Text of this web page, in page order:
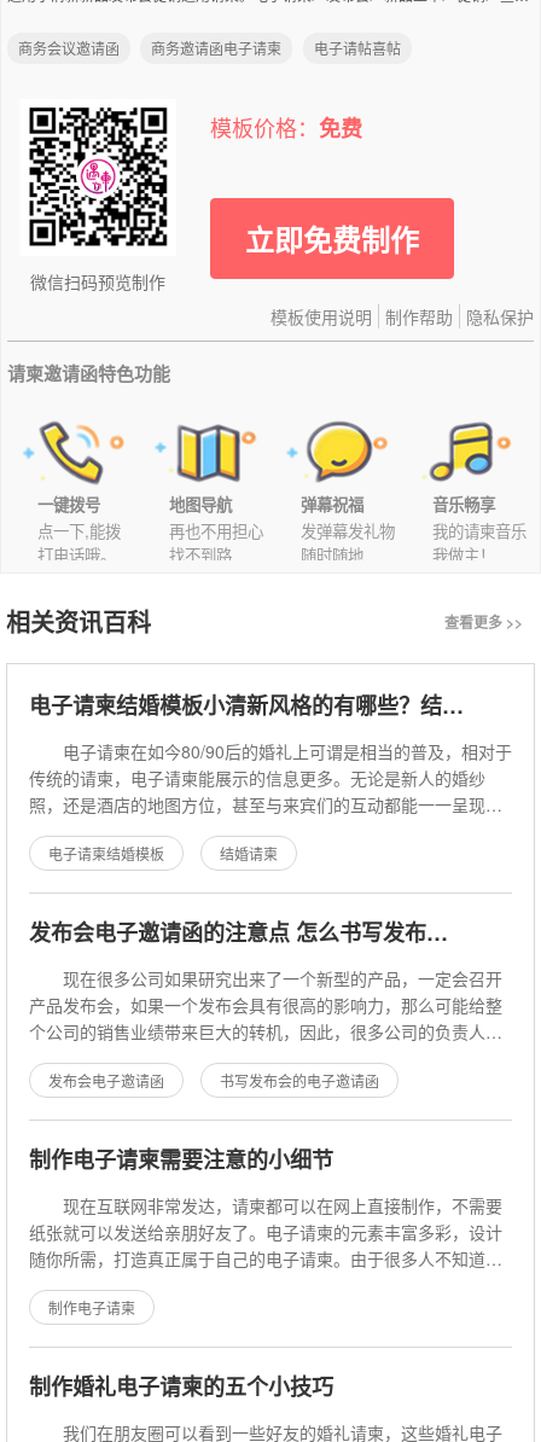
商务会议邀请函 商务邀请函电子请柬 电子请帖喜帖
微信扫码预览制作
模板价格： 免费
立即免费制作
隐私保护
制作帮助
模板使用说明
请柬邀请函特色功能
一键拨号
点一下,能拨
打电话哦。
地图导航
再也不用担心
找不到路
弹幕祝福
发弹幕发礼物
随时随地
音乐畅享
我的请柬音乐
我做主！
相关资讯百科 查看更多 >>
电子请柬结婚模板小清新风格的有哪些？结婚请柬怎么写？
电子请柬在如今80/90后的婚礼上可谓是相当的普及，相对于
传统的请柬，电子请柬能展示的信息更多。无论是新人的婚纱
照，还是酒店的地图方位，甚至与来宾们的互动都能一一呈现。
下面遇柬你邀请函小编为大家整
电子请柬结婚模板 结婚请柬
发布会电子邀请函的注意点 怎么书写发布会的电子邀请函
现在很多公司如果研究出来了一个新型的产品，一定会召开
产品发布会，如果一个发布会具有很高的影响力，那么可能给整
个公司的销售业绩带来巨大的转机，因此，很多公司的负责人在
发布会开展之前会制作发布会电子邀
发布会电子邀请函 书写发布会的电子邀请函
制作电子请柬需要注意的小细节
现在互联网非常发达，请柬都可以在网上直接制作，不需要
纸张就可以发送给亲朋好友了。电子请柬的元素丰富多彩，设计
随你所需，打造真正属于自己的电子请柬。由于很多人不知道电
子请柬制作的细节，会有一些问题出
制作电子请柬
制作婚礼电子请柬的五个小技巧
我们在朋友圈可以看到一些好友的婚礼请柬，这些婚礼电子